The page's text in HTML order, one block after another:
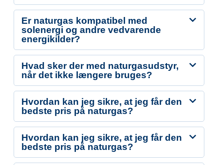
Er naturgas kompatibel med
solenergi og andre vedvarende
energikilder?
Hvad sker der med naturgasudstyr,
når det ikke længere bruges?
Hvordan kan jeg sikre, at jeg får den
bedste pris på naturgas?
Hvordan kan jeg sikre, at jeg får den
bedste pris på naturgas?